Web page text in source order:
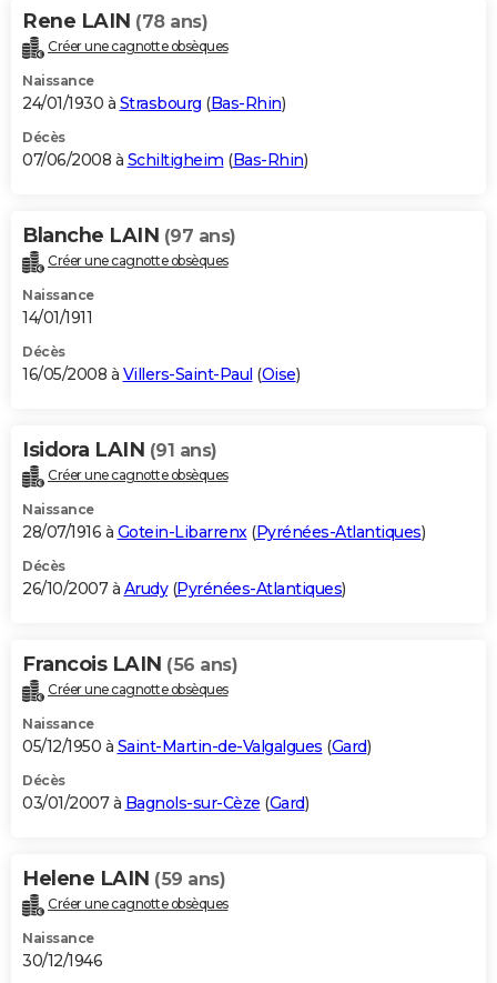
Rene LAIN (78 ans)
Créer une cagnotte obsèques
Naissance
24/01/1930 à Strasbourg (Bas-Rhin)
Décès
07/06/2008 à Schiltigheim (Bas-Rhin)
Blanche LAIN (97 ans)
Créer une cagnotte obsèques
Naissance
14/01/1911
Décès
16/05/2008 à Villers-Saint-Paul (Oise)
Isidora LAIN (91 ans)
Créer une cagnotte obsèques
Naissance
28/07/1916 à Gotein-Libarrenx(Pyrénées-Atlantiques)
Décès
26/10/2007 à Arudy(Pyrénées-Atlantiques)
Francois LAIN (56 ans)
Créer une cagnotte obsèques
Naissance
05/12/1950 à Saint-Martin-de-Valgalgues (Gard)
Décès
03/01/2007 à Bagnols-sur-Cèze (Gard)
Helene LAIN (59 ans)
Créer une cagnotte obsèques
Naissance
30/12/1946